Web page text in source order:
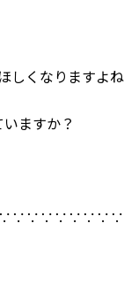
しくなりますよ
ますか？